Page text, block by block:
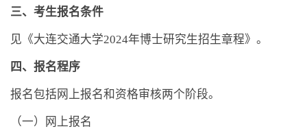
三、考生报名条件
见《大连交通大学2024年博士研究生招生章程》。
四、报名程序
报名包括网上报名和资格审核两个阶段。
（一）网上报名